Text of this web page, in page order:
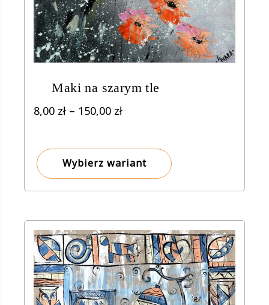
Maki na szarym tle
8,00 zł – 150,00 złZakres
8,00 zł
do
Wybierz wariant